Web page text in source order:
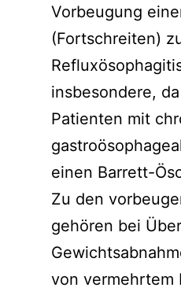
Vorbeugung
(Fortschreiten)
insbesondere,
Patienten mit
einen Barrett-
Zu den
gehören bei
von vermehrtem